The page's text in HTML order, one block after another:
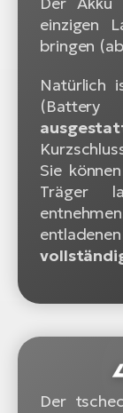
einzigen
bringen
Natürlich
Sie
Träger
Der